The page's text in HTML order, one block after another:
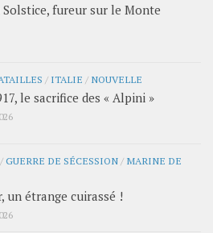
fureur sur le Monte
/ ITALIE / NOUVELLE
le sacrifice des « Alpini »
/GUERRE DE SÉCESSION / MARINE DE
un étrange cuirassé !